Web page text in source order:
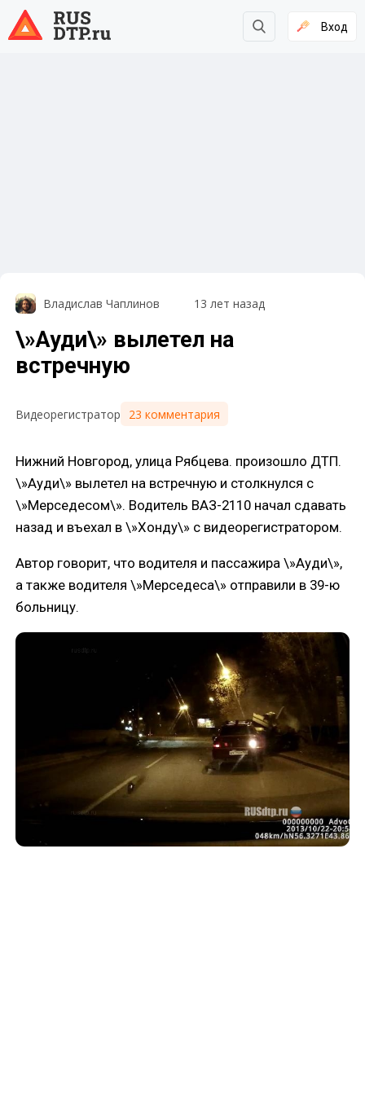
Вход
Владислав Чаплинов 13 лет назад
\»Ауди\» вылетел на
встречную
Видеорегистратор 23 комментария
Нижний Новгород, улица Рябцева. произошло ДТП.
\»Ауди\» вылетел на встречную и столкнулся с
\»Мерседесом\». Водитель ВАЗ-2110 начал сдавать
назад и въехал в \»Хонду\» с видеорегистратором.
Автор говорит, что водителя и пассажира \»Ауди\»,
а также водителя \»Мерседеса\» отправили в 39-ю
больницу.